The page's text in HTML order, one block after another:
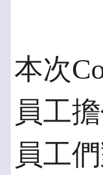
本次
員工
員工